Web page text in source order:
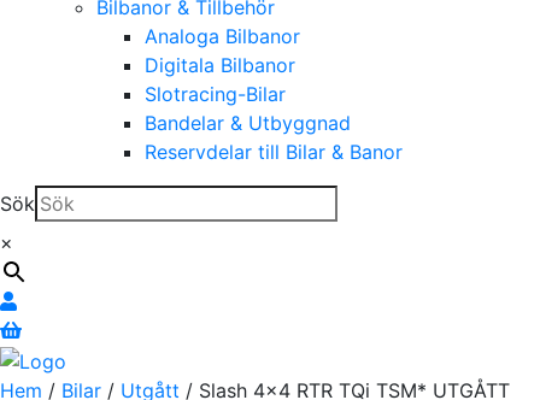
Bilbanor & Tillbehör
Analoga Bilbanor
Digitala Bilbanor
Slotracing-Bilar
Bandelar & Utbyggnad
Reservdelar till Bilar & Banor
Sök
×
Hem / Bilar / Utgått / Slash 4×4 RTR TQi TSM* UTGÅTT